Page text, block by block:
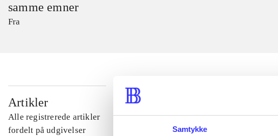
Samtykke
samme emner
Fra
Artikler
Alle registrerede artikler
fordelt på udgivelser
...